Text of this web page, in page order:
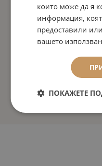
които може да я
информация,
предоставили
вашето
ПОКАЖЕТЕ